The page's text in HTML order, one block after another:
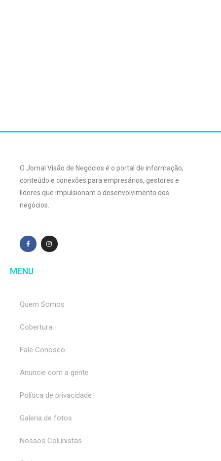
O Jornal Visão de Negócios é o portal de informação,
conteúdo e conexões para empresários, gestores e
líderes que impulsionam o desenvolvimento dos
negócios.
MENU
Quem Somos
Cobertura
Fale Conosco
Anuncie com a gente
Política de privacidade
Galeria de fotos
Nossos Colunistas